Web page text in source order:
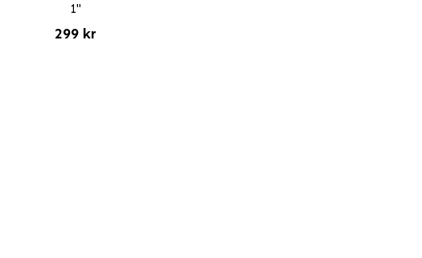
1"
299 kr